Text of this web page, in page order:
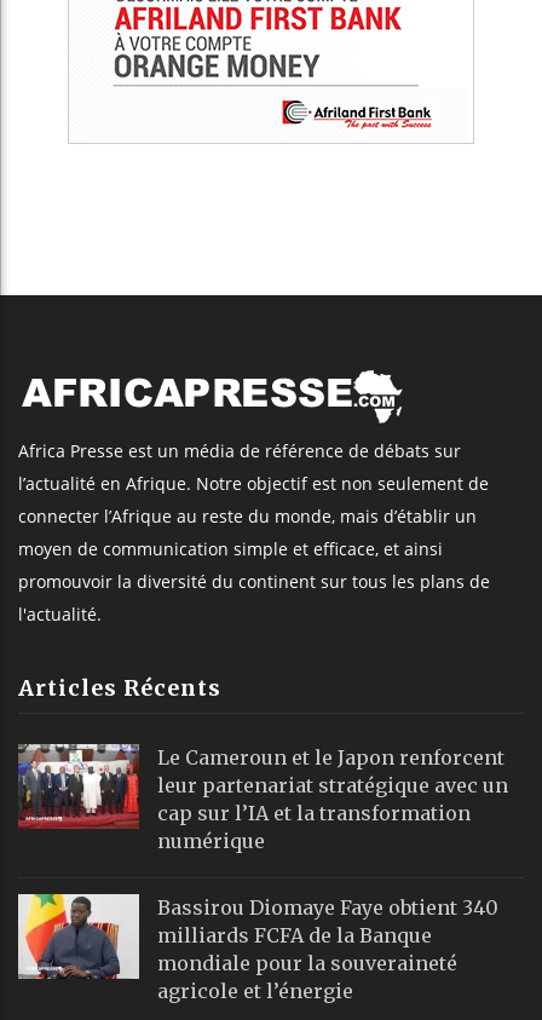
Africa Presse est un média de référence de débats sur
l’actualité en Afrique. Notre objectif est non seulement de
connecter l’Afrique au reste du monde, mais d’établir un
moyen de communication simple et efficace, et ainsi
promouvoir la diversité du continent sur tous les plans de
l'actualité.
Articles Récents
Le Cameroun et le Japon renforcent
leur partenariat stratégique avec un
cap sur l’IA et la transformation
numérique
Bassirou Diomaye Faye obtient 340
milliards FCFA de la Banque
mondiale pour la souveraineté
agricole et l’énergie